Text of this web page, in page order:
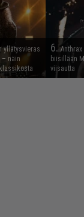
yllätysvieras
– näin
6.
biisillään
viisautta